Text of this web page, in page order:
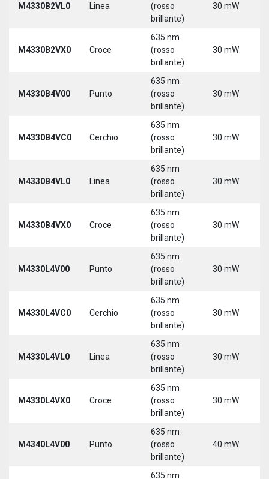
M4330B2VL0 Linea
(rosso
brillante)
30 mW
M4330B2VX0 Croce
635 nm
(rosso
brillante)
30 mW
M4330B4V00 Punto
635 nm
(rosso
brillante)
30 mW
M4330B4VC0 Cerchio
635 nm
(rosso
brillante)
30 mW
M4330B4VL0 Linea
635 nm
(rosso
brillante)
30 mW
M4330B4VX0 Croce
635 nm
(rosso
brillante)
30 mW
M4330L4V00 Punto
635 nm
(rosso
brillante)
30 mW
M4330L4VC0 Cerchio
635 nm
(rosso
brillante)
30 mW
M4330L4VL0 Linea
635 nm
(rosso
brillante)
30 mW
M4330L4VX0 Croce
635 nm
(rosso
brillante)
30 mW
M4340L4V00 Punto
635 nm
(rosso
brillante)
40 mW
635 nm